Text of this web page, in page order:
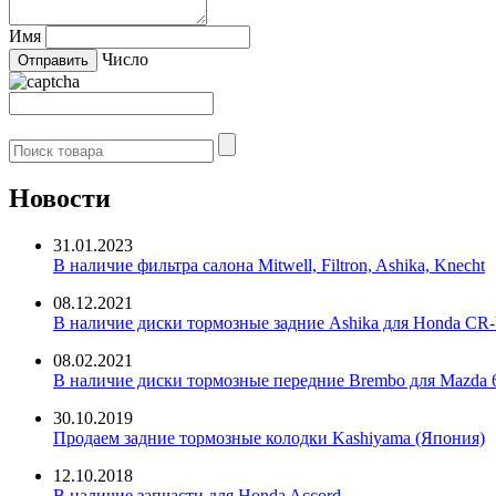
Имя
Число
Новости
31.01.2023
В наличие фильтра салона Mitwell, Filtron, Ashika, Knecht
08.12.2021
В наличие диски тормозные задние Ashika для Honda
08.02.2021
В наличие диски тормозные передние Brembo для Mazda
30.10.2019
Продаем задние тормозные колодки Kashiyama (Япония)
12.10.2018